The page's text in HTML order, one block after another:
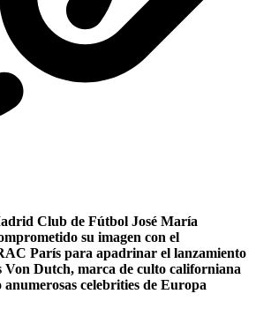
Club de Fútbol José María
su imagen con el
París para apadrinar el lanzamiento
Von Dutch, marca de culto californiana
celebrities de Europa